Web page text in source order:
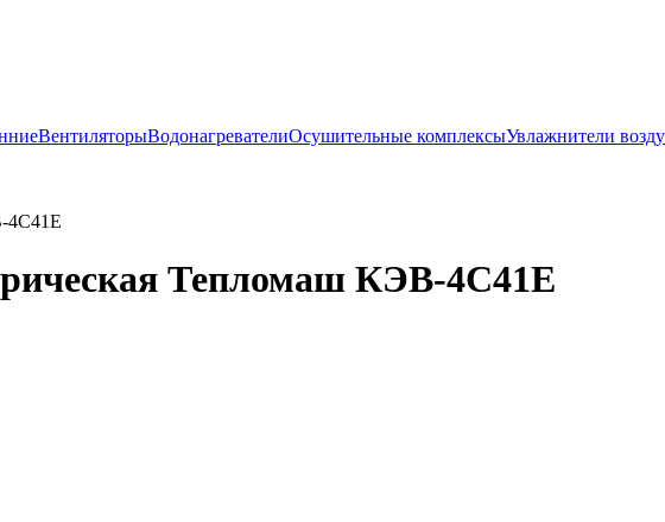
ВентиляторыВодонагревателиОсушительные комплексыУвлажнители
4С41Е
Тепломаш КЭВ-4С41Е